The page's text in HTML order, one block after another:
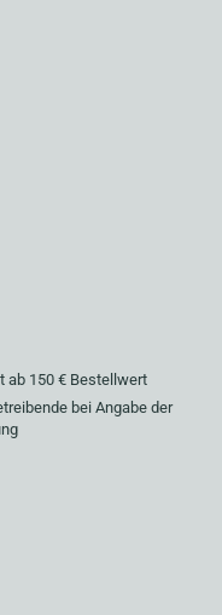
ab 150 € Bestellwert
bei Angabe der